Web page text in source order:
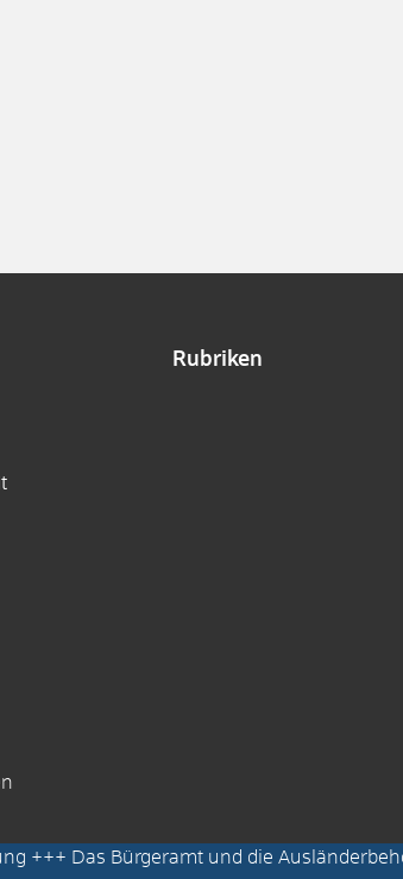
Rubriken
+++ Das Bürgeramt und die